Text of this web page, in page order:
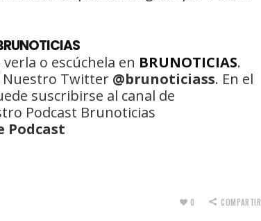
o escúchela en BRUNOTICIAS.
Nuestro Twitter @brunoticiass. En el
suscribirse al canal de
Podcast Brunoticias
Podcast
0 COMPARTIR